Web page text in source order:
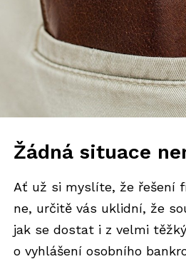
Žádná situace
Ať už si myslíte, že řešení
ne, určitě vás uklidní, že
jak se dostat i z velmi
o vyhlášení osobního